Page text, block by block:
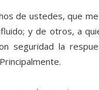
de ustedes, que
y de otros, a
seguridad la